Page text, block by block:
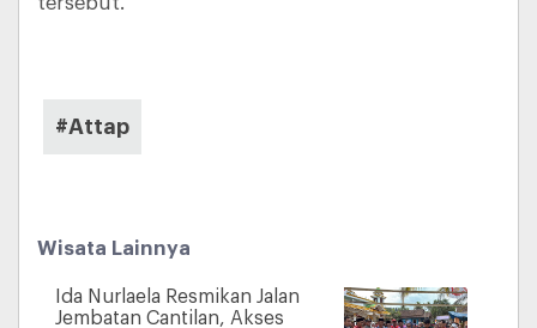
#Attap
Wisata Lainnya
Ida Nurlaela Resmikan Jalan
Jembatan Cantilan, Akses